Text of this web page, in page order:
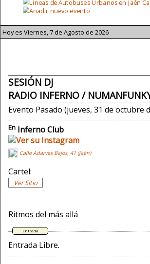
Hoy es Viernes, 7 de Agosto de 2026
SESIÓN DJ
RADIO INFERNO /
Evento Pasado (jueves, 31 de octubre
En Inferno Club
Calle Adarves Bajos, 41 (Jaén)
Cartel:
Ver Sitio
Ritmos del más allá
Entrada Libre.